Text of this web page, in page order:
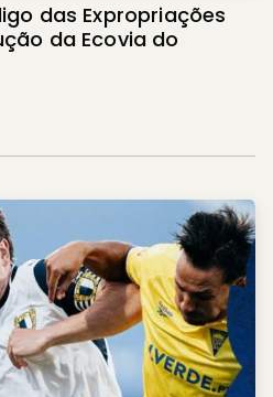
da Ecovia do